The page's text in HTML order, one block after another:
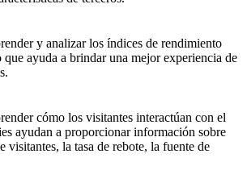
y analizar los índices de rendimiento
ayuda a brindar una mejor experiencia de
cómo los visitantes interactúan con el
ayudan a proporcionar información sobre
visitantes, la tasa de rebote, la fuente de